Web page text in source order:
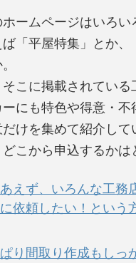
ホームページはいろい
「平屋特集」とか、
こに掲載されている
にも特色や得意・不
けを集めて紹介して
こから申込するかは
えず、いろんな工務
依頼したい！という
り間取り作成もしっ